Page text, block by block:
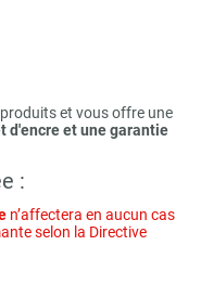
et vous offre une
d'encre et une garantie
:
n’affectera en aucun cas
selon la Directive